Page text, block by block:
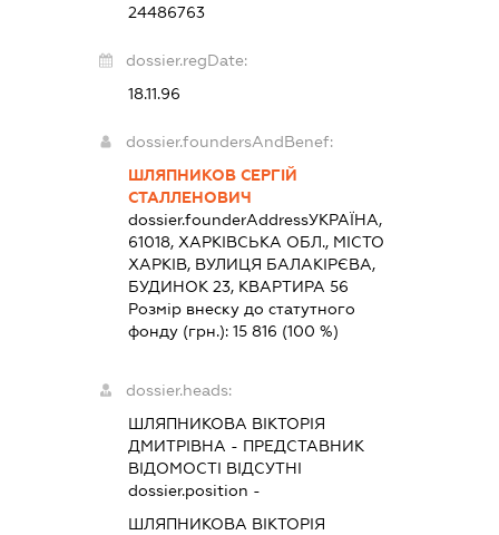
24486763
dossier.regDate:
18.11.96
dossier.foundersAndBenef:
ШЛЯПНИКОВ СЕРГІЙ
СТАЛЛЕНОВИЧ
dossier.founderAddressУКРАЇНА,
61018, ХАРКІВСЬКА ОБЛ., МІСТО
ХАРКІВ, ВУЛИЦЯ БАЛАКІРЄВА,
БУДИНОК 23, КВАРТИРА 56
Розмір внеску до статутного
фонду (грн.): 15 816 (100 %)
dossier.heads:
ШЛЯПНИКОВА ВІКТОРІЯ
ДМИТРІВНА - ПРЕДСТАВНИК
ВІДОМОСТІ ВІДСУТНІ
dossier.position -
ШЛЯПНИКОВА ВІКТОРІЯ